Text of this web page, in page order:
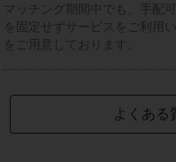
マッチング期間中でも、手配
を固定せずサービスをご利用
をご用意しております。
よくある